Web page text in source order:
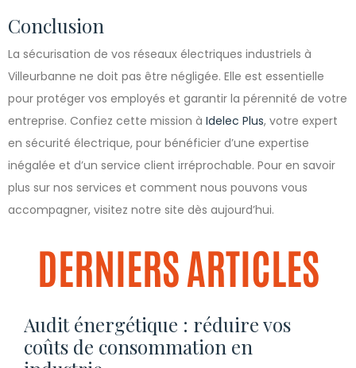
Conclusion
La sécurisation de vos réseaux électriques industriels à
Villeurbanne ne doit pas être négligée. Elle est essentielle
pour protéger vos employés et garantir la pérennité de votre
entreprise. Confiez cette mission à Idelec Plus, votre expert
en sécurité électrique, pour bénéficier d’une expertise
inégalée et d’un service client irréprochable. Pour en savoir
plus sur nos services et comment nous pouvons vous
accompagner, visitez notre site dès aujourd’hui.
DERNIERS ARTICLES
Audit énergétique : réduire vos
coûts de consommation en